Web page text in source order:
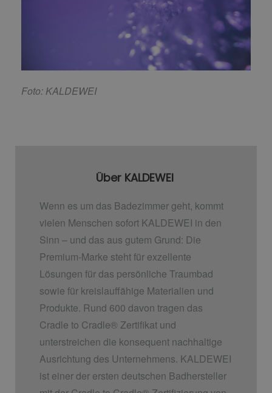
Foto: KALDEWEI
Über KALDEWEI
Wenn es um das Badezimmer geht, kommt
vielen Menschen sofort KALDEWEI in den
Sinn – und das aus gutem Grund: Die
Premium-Marke steht für exzellente
Lösungen für das persönliche Traumbad
sowie für kreislauffähige Materialien und
Produkte. Rund 600 davon tragen das
Cradle to Cradle® Zertifikat und
unterstreichen die konsequent nachhaltige
Ausrichtung des Unternehmens. KALDEWEI
ist einer der ersten deutschen Badhersteller